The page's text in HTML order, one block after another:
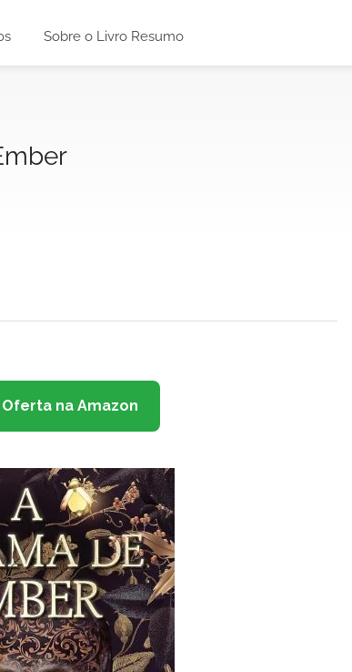
Sobre o Livro Resumo
Oferta na Amazon